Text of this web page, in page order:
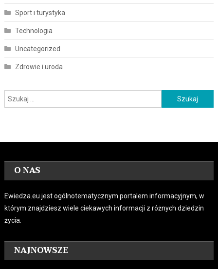
Sport i turystyka
Technologia
Uncategorized
Zdrowie i uroda
Szukaj:
O NAS
Ewiedza.eu jest ogólnotematycznym portalem informacyjnym, w
którym znajdziesz wiele ciekawych informacji z różnych dziedzin
życia.
NAJNOWSZE